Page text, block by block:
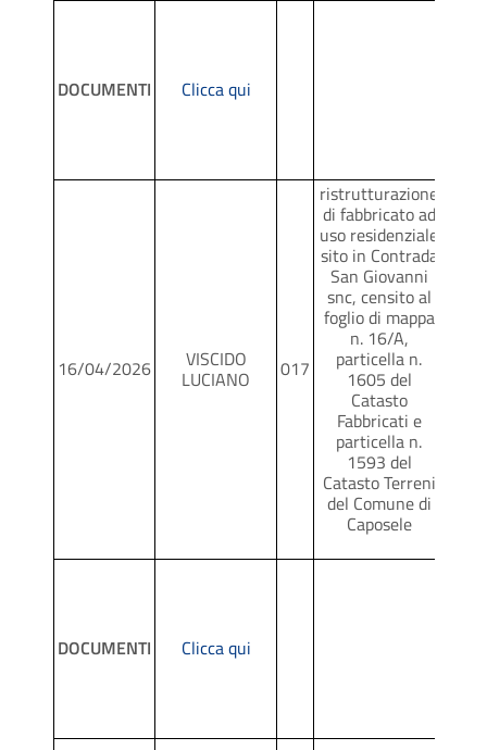
DOCUMENTI Clicca qui
16/04/2026 VISCIDO
LUCIANO 017
ristrutturazione
di fabbricato ad
uso residenziale
sito in Contrada
San Giovanni
snc, censito al
foglio di mappa
n. 16/A,
particella n.
1605 del
Catasto
Fabbricati e
particella n.
1593 del
Catasto Terreni
del Comune di
Caposele
DOCUMENTI Clicca qui